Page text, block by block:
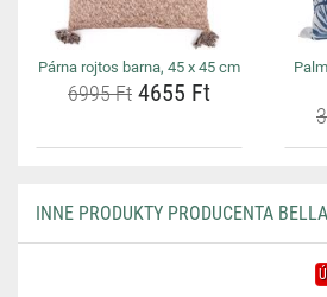
Párna rojtos barna, 45 x 45 cm
6995 Ft 4655 Ft
INNE PRODUKTY PRODUCENTA